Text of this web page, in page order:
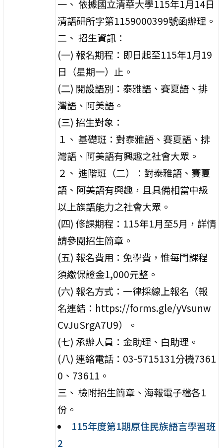
一、 依據國立清華大學115年1月14日
清語研所字第1159000399號函辦理。
二、 招生資訊：
(一) 報名期程：即日起至115年1月19
日（星期一）止。
(二) 開設語別：泰雅語、賽夏語、排
灣語、阿美語。
(三) 招生對象：
１、 基礎班：對泰雅語、賽夏語、排
灣語、阿美語有興趣之社會大眾。
２、 進階班（二）：對泰雅語、賽夏
語、阿美語有興趣，且具備相當中級
以上族語能力之社會大眾。
(四) 修課期程：115年1月至5月，詳情
請參閱招生簡章。
(五) 報名費用：免學費，惟每門課程
須繳保證金1,000元整。
(六) 報名方式：一律採線上報名（報
名連結：https://forms.gle/yVsunw
CvJuSrgA7U9）。
(七) 承辦人員：金助理、白助理。
(八) 連絡電話：03-5715131分機7361
0、73611。
三、 檢附招生簡章、海報電子檔各1
份。
115年度第1期原住民族語言學習班
2